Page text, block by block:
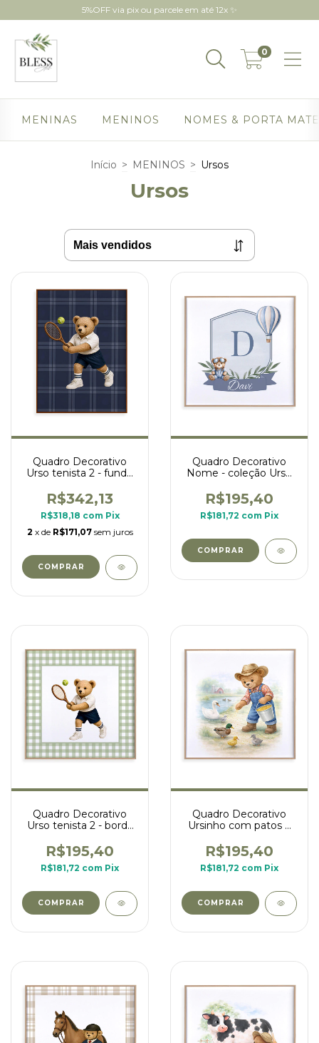
5%OFF via pix ou parcele em até 12x ✨
0
MENINAS MENINOS NOMES & PORTA
Início > MENINOS > Ursos
Ursos
Quadro Decorativo
Urso tenista 2 - fundo
R$342,13
R$318,18 com Pix
2 x de R$171,07 sem juros
COMPRAR
Quadro Decorativo
Nome - coleção Urso
R$195,40
R$181,72 com Pix
COMPRAR
Quadro Decorativo
Urso tenista 2 - borda
R$195,40
R$181,72 com Pix
COMPRAR
Quadro Decorativo
Ursinho com patos e
ursinhos na fazenda
R$195,40
R$181,72 com Pix
COMPRAR